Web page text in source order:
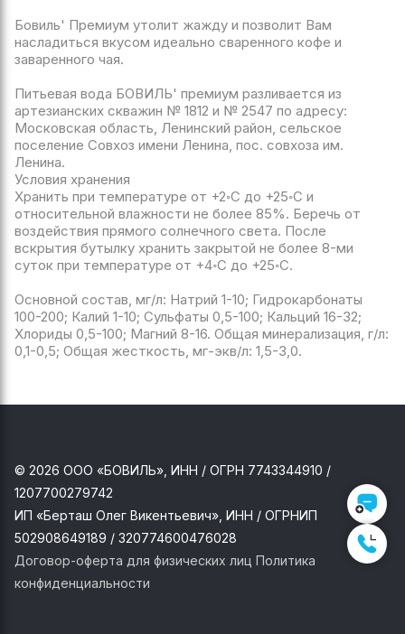
Бовиль' Премиум утолит жажду и позволит Вам
насладиться вкусом идеально сваренного кофе и
заваренного чая.
Питьевая вода БОВИЛЬ' премиум разливается из
артезианских скважин № 1812 и № 2547 по адресу:
Московская область, Ленинский район, сельское
поселение Совхоз имени Ленина, пос. совхоза им.
Ленина.
Условия хранения
Хранить при температуре от +2◦С до +25◦С и
относительной влажности не более 85%. Беречь от
воздействия прямого солнечного света. После
вскрытия бутылку хранить закрытой не более 8-ми
суток при температуре от +4◦С до +25◦С.
Основной состав, мг/л: Натрий 1-10; Гидрокарбонаты
100-200; Калий 1-10; Сульфаты 0,5-100; Кальций 16-32;
Хлориды 0,5-100; Магний 8-16. Общая минерализация, г/л:
0,1-0,5; Общая жесткость, мг-экв/л: 1,5-3,0.
© 2026 ООО «БОВИЛЬ», ИНН / ОГРН 7743344910 /
1207700279742
ИП «Берташ Олег Викентьевич», ИНН / ОГРНИП
502908649189 / 320774600476028
Договор-оферта для физических лиц Политика
конфиденциальности
Перезвонить мне
СогласиеООО «БОВИЛЬ» на обработку моих
персональных данных в соответствии с
Политикой